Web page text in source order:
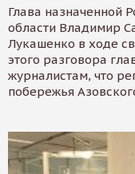
Глава назначенной
области Владимир
Лукашенко в ходе
этого разговора
журналистам, что
побережья